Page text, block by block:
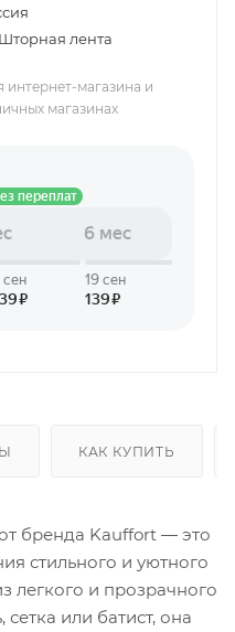
Шторная лента
интернет-магазина и
магазинах
КАК КУПИТЬ
бренда Kauffort — это
стильного и уютного
легкого и прозрачного
сетка или батист, она